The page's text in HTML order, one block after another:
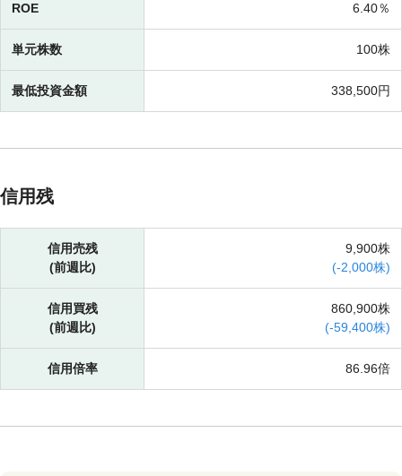
ROE 6.40％
単元株数 100株
最低投資金額 338,500円
信用残
信用売残
(前週比)
9,900株
(-2,000株)
信用買残
(前週比)
860,900株
(-59,400株)
信用倍率 86.96倍